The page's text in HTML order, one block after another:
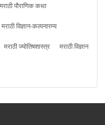
मराठी पौराणिक कथा
मराठी विज्ञान-कल्पनारम्य
मराठी ज्योतिषशास्त्र
मराठी विज्ञान